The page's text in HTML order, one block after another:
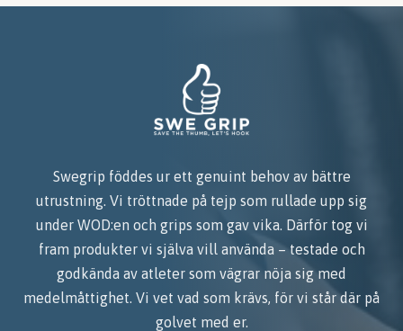
Swegrip föddes ur ett genuint behov av bättre
utrustning. Vi tröttnade på tejp som rullade upp sig
under WOD:en och grips som gav vika. Därför tog vi
fram produkter vi själva vill använda – testade och
godkända av atleter som vägrar nöja sig med
medelmåttighet. Vi vet vad som krävs, för vi står där på
golvet med er.